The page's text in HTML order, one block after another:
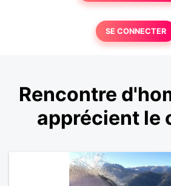
SE CONNECTER
Rencontre
apprécient le